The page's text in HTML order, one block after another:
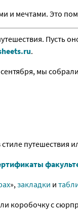
и мечтами. Это
Пусть
.
мы собрали
путешествия
», закладки и
коробочку с